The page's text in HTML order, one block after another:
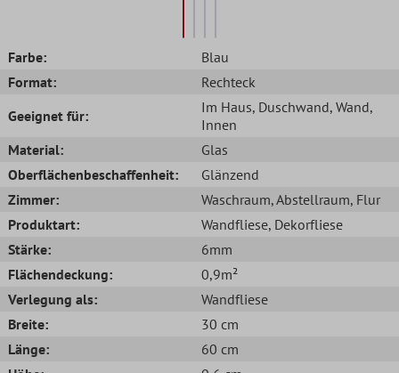
Farbe:
Blau
Format:
Rechteck
Geeignet für:
Im Haus, Duschwand, Wand,
Innen
Material:
Glas
Oberflächenbeschaffenheit:
Glänzend
Zimmer:
Waschraum, Abstellraum, Flur
Produktart:
Wandfliese, Dekorfliese
Stärke:
6mm
Flächendeckung:
0,9m²
Verlegung als:
Wandfliese
Breite:
30 cm
Länge:
60 cm